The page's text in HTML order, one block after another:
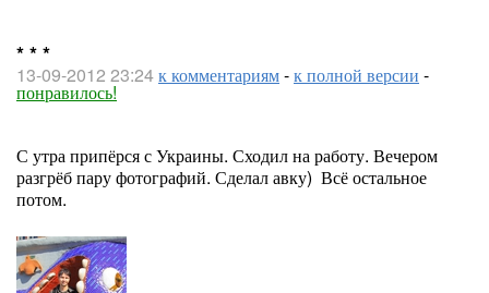
* * *
13-09-2012 23:24к комментариям-к полной версии -
понравилось!
С утра припёрся с Украины. Сходил на работу. Вечером
разгрёб пару фотографий. Сделал авку) Всё остальное
потом.